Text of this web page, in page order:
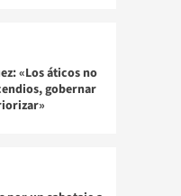
«Los áticos no
gobernar